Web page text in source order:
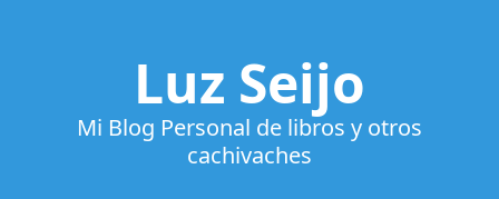
Luz Seijo
Mi Blog Personal de libros y otros
cachivaches